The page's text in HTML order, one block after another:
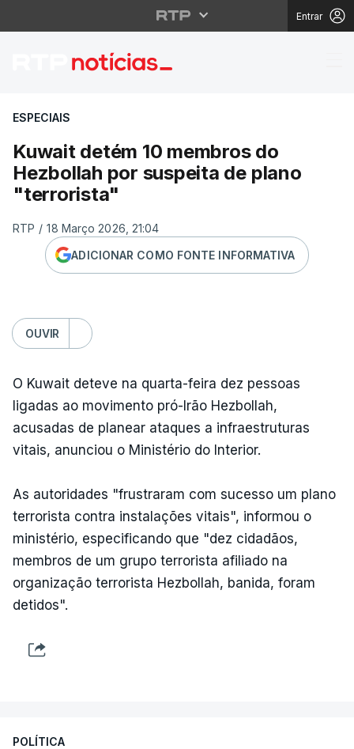
Entrar
Kuwait detém 10
ESPECIAIS
Kuwait detém 10 membros do
Hezbollah por suspeita de plano
"terrorista"
RTP / 18 Março 2026, 21:04
ADICIONAR COMO FONTE INFORMATIVA
OUVIR
O Kuwait deteve na quarta-feira dez pessoas
ligadas ao movimento pró-Irão Hezbollah,
acusadas de planear ataques a infraestruturas
vitais, anunciou o Ministério do Interior.
As autoridades "frustraram com sucesso um plano
terrorista contra instalações vitais", informou o
ministério, especificando que "dez cidadãos,
membros de um grupo terrorista afiliado na
organização terrorista Hezbollah, banida, foram
detidos".
POLÍTICA